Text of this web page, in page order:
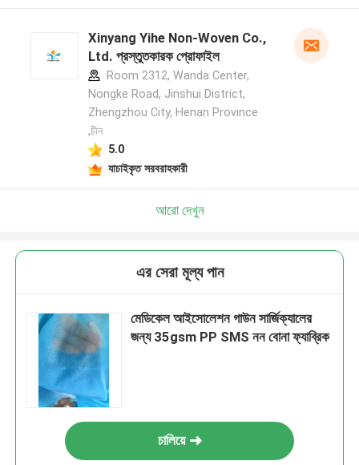
Xinyang Yihe Non-Woven Co.,
Ltd. প্রস্তুতকারক প্রোফাইল
Room 2312, Wanda Center,
Nongke Road, Jinshui District,
Zhengzhou City, Henan Province
,চীন
5.0
যাচাইকৃত সরবরাহকারী
আরো দেখুন
এর সেরা মূল্য পান
মেডিকেল আইসোলেশন গাউন সার্জিক্যালের
জন্য 35gsm PP SMS নন বোনা ফ্যাব্রিক
চালিয়ে